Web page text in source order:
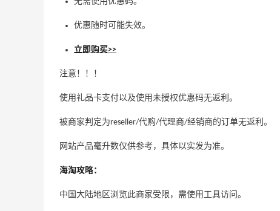
优惠随时可能失效。
立即购买>>
注意！！！
使用礼品卡支付以及使用未授权优惠码无返利。
被商家判定为reseller/代购/代理商/经销商的订单无返利。
网站产品毫升数仅供参考，具体以实发为准。
海淘攻略：
中国大陆地区浏览此商家受限，需使用工具访问。